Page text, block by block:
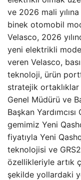
ve 2026 mali
binek otomobil
Velasco, 2026
yeni elektrikli
veren Velasco,
teknoloji, ürün
stratejik ortaklıklar
Genel Müdürü ve
Başkan
gemimiz Yeni
fiyatıyla Yeni
teknolojisi ve
özellikleriyle artık
şekilde yollardaki